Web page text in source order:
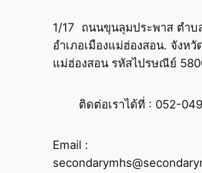
1/17 ถนนขุนลุมประพาส ตำบ
อำเภอเมืองแม่ฮ่องสอน. จังหวั
แม่ฮ่องสอน รหัสไปรษณีย์
ติดต่อเราได้ที่ : 052-
Email :